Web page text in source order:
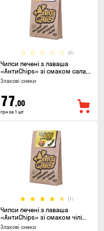
(0)
Чипси печені з лаваша
«АнтиChips» зі смаком сала,
100г
Злакові снеки
77,00
грн за 1 шт
(1)
Чипси печені з лаваша
«АнтиChips» зі смаком чілі
BBQ, 100г
Злакові снеки